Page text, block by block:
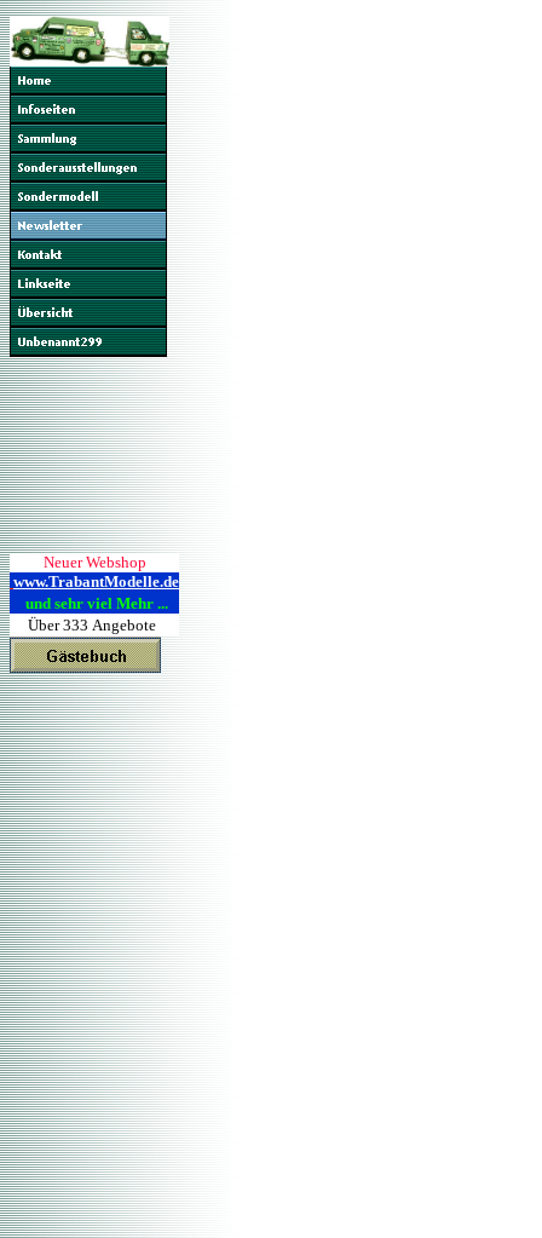
Neuer Webshop
www.TrabantModelle.de
und sehr viel Mehr ...
Über 333 Angebote